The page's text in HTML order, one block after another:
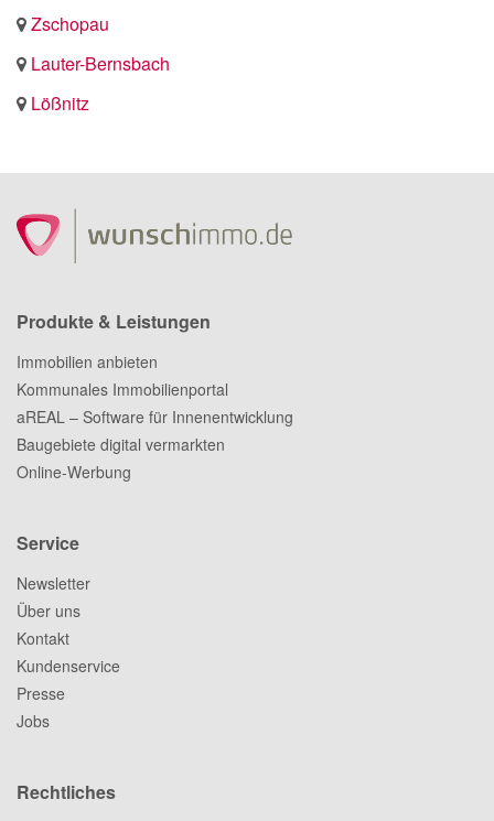
Zschopau
Lauter-Bernsbach
Lößnitz
Produkte & Leistungen
Immobilien anbieten
Kommunales Immobilienportal
aREAL – Software für Innenentwicklung
Baugebiete digital vermarkten
Online-Werbung
Service
Newsletter
Über uns
Kontakt
Kundenservice
Presse
Jobs
Rechtliches